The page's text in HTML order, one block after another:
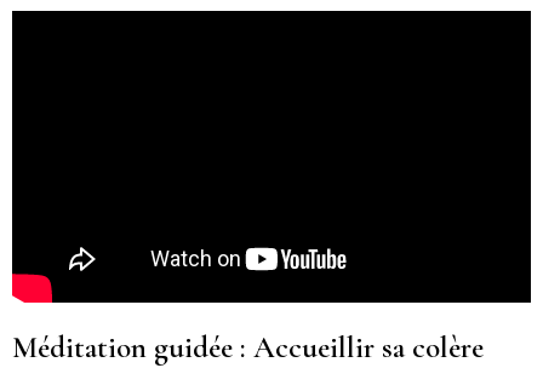
Méditation guidée : Accueillir sa colère